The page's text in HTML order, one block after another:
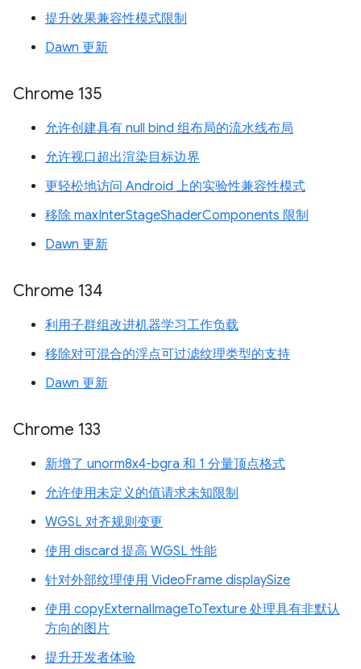
提升效果兼容性模式限制
Dawn 更新
Chrome 135
允许创建具有 null bind 组布局的流水线布局
允许视口超出渲染目标边界
更轻松地访问 Android 上的实验性兼容性模式
移除 maxInterStageShaderComponents 限制
Dawn 更新
Chrome 134
利用子群组改进机器学习工作负载
移除对可混合的浮点可过滤纹理类型的支持
Dawn 更新
Chrome 133
新增了 unorm8x4-bgra 和 1 分量顶点格式
允许使用未定义的值请求未知限制
WGSL 对齐规则变更
使用 discard 提高 WGSL 性能
针对外部纹理使用 VideoFrame displaySize
使用 copyExternalImageToTexture 处理具有非默认
方向的图片
提升开发者体验